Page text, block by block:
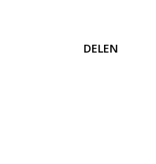
DELEN